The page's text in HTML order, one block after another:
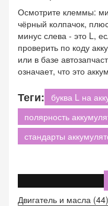
Осмотрите клеммы:
чёрный колпачок,
минус слева - это L,
проверить по коду
или в базе
означает, что это
Теги: буква L на
полярность
стандарты
Двигатель и масла (44)